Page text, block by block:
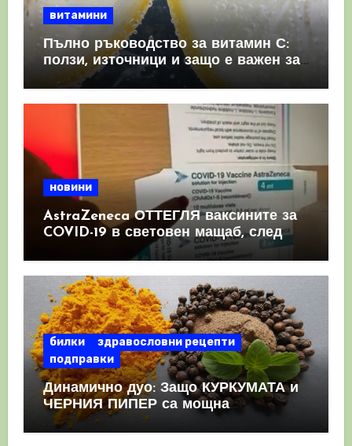
витамини
Пълно ръководство за витамин С:
ползи, източници и защо е важен за
имунната система
новини
AstraZeneca ОТТЕГЛЯ ваксините за
COVID-19 в световен мащаб, след
като призна, че те причиняват
КРЪВНИ съсиреци
билки
здравословни рецепти
подправки
Динамично дуо: Защо КУРКУМАТА и
ЧЕРНИЯ ПИПЕР са мощна
комбинация